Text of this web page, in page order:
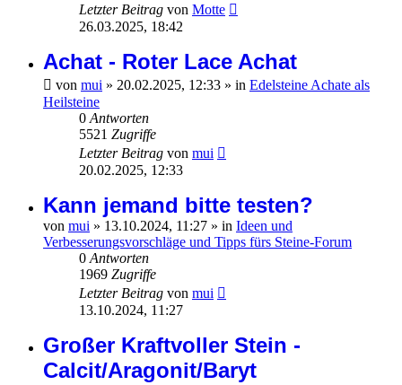
Letzter Beitrag von Motte
26.03.2025, 18:42
Achat - Roter Lace Achat
von mui » 20.02.2025, 12:33 » in Edelsteine Achate als
Heilsteine
0 Antworten
5521 Zugriffe
Letzter Beitrag von mui
20.02.2025, 12:33
Kann jemand bitte testen?
von mui » 13.10.2024, 11:27 » in Ideen und
Verbesserungsvorschläge und Tipps fürs Steine-Forum
0 Antworten
1969 Zugriffe
Letzter Beitrag von mui
13.10.2024, 11:27
Großer Kraftvoller Stein -
Calcit/Aragonit/Baryt